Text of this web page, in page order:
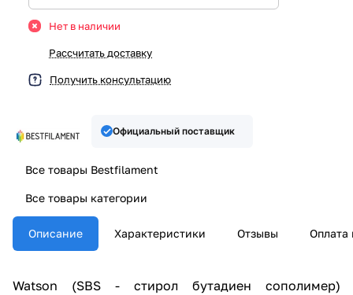
Нет в наличии
Рассчитать доставку
Получить консультацию
Официальный поставщик
Все товары Bestfilament
Все товары категории
Описание Характеристики Отзывы Оплата
Watson (SBS - стирол бутадиен сополимер)